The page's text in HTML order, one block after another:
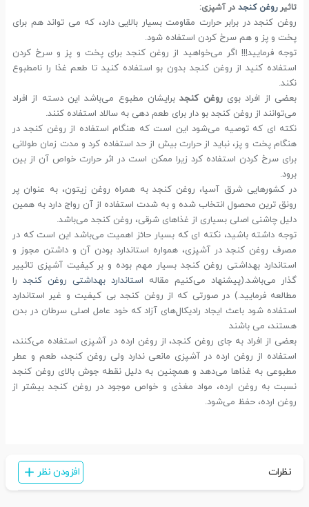
تاثیرروغن کنجد در آشپزی:
روغن کنجد در برابر حرارت مقاومت بسیار بالایی دارد، که می تواند هم برای
پخت و پز و هم سرخ کردن استفاده شود.
توجه فرمایید!!! اگر می‌خواهید از روغن کنجد برای پخت و پز و سرخ کردن
استفاده کنید از روغن کنجد بدون بو استفاده کنید تا طعم غذا را نامطبوع
نکند.
بعضی از افراد بویروغن کنجدبرایشان مطبوع می‌باشد این دسته از افراد
می‌توانند از روغن کنجد بو دار برای طعم دهی به سالاد استفاده کنند.
نکته ای که توصیه می‌شود این است که هنگام استفاده از روغن کنجد در
هنگام پخت و پز، نباید از حرارت بیش از حد استفاده کرد و مدت زمان طولانی
برای سرخ کردن استفاده کرد زیرا ممکن است در اثر حرارت خواص آن از بین
برود.
در کشورهایی شرق آسیا، روغن کنجد به همراه روغن زیتون، به عنوان پر
رونق ترین محصول انتخاب شده و به شدت استفاده از آن رواج دارد به همین
دلیل چاشنی اصلی بسیاری از غذاهای شرقی، روغن کنجد می‌باشد.
توجه داشته باشید، نکته ای که بسیار حائز اهمیت می‌باشد این است که در
مصرف روغن کنجد در آشپزی، همواره استاندارد بودن آن و داشتن مجوز و
استاندارد بهداشتی روغن کنجد بسیار مهم بوده و بر کیفیت آشپزی تاثییر
گذار می‌باشد.(پیشنهاد می‌کنیم مقاله استاندارد بهداشتی روغن کنجد را
مطالعه فرمایید.) در صورتی که از روغن کنجد بی کیفیت و غیر استاندارد
استفاده شود باعث ایجاد رادیکال‌های آزاد که خود عامل اصلی سرطان در بدن
هستند، می باشند
بعضی از افراد به جای روغن کنجد، از روغن ارده در آشپزی استفاده می‌کنند،
استفاده از روغن ارده در آشپزی مانعی ندارد ولی روغن کنجد، طعم و عطر
مطبوعی به غذاها می‌دهد و همچنین به دلیل نقطه جوش بالای روغن کنجد
نسبت به روغن ارده، مواد مغذی و خواص موجود در روغن کنجد بیشتر از
روغن ارده، حفظ می‌شود.
نظرات افزودن نظر